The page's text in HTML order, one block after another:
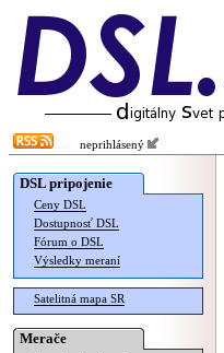
neprihlásený
DSL pripojenie
Ceny DSL
Dostupnosť DSL
Fórum o DSL
Výsledky meraní
Satelitná mapa SR
Merače